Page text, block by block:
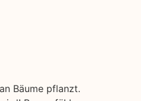
Bäume pflanzt.